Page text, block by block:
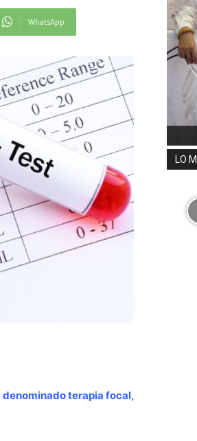
WhatsApp
denominado terapia focal,
LO